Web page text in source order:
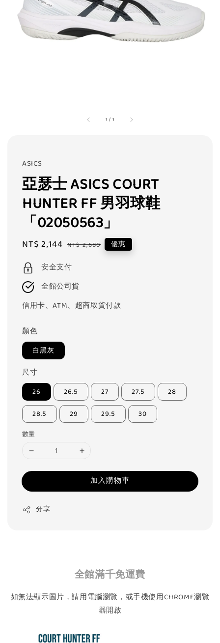
1 / 1
ASICS
亞瑟士 ASICS COURT
HUNTER FF 男羽球鞋
「02050563」
Sale
NT$ 2,144 Regular
NT$ 2,680 優惠
安全支付
全館公司貨
信用卡、ATM、超商取貨付款
顏色
白黑灰
尺寸
26 26.5 27 27.5 28
28.5 29 29.5 30
數量
加入購物車
分享
全館滿千免運費
如無法顯示圖片，請用電腦瀏覽，或手機使用CHROME瀏覽
器開啟